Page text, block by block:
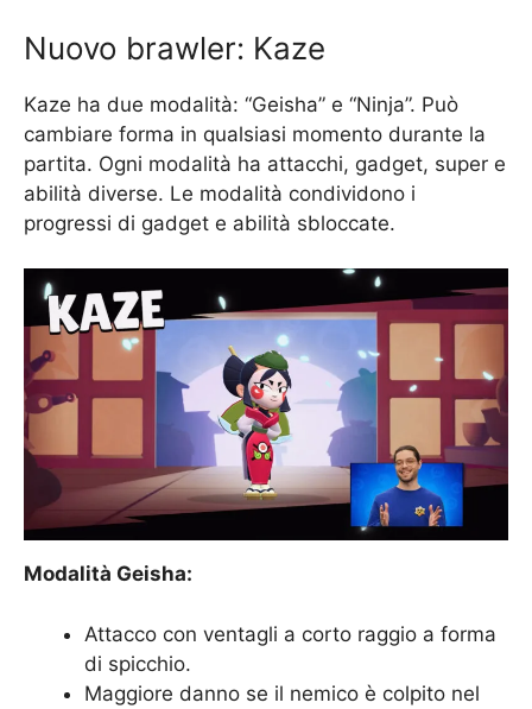
Nuovo brawler: Kaze
Kaze ha due modalità: “Geisha” e “Ninja”. Può
cambiare forma in qualsiasi momento durante la
partita. Ogni modalità ha attacchi, gadget, super e
abilità diverse. Le modalità condividono i
progressi di gadget e abilità sbloccate.
Modalità Geisha:
Attacco con ventagli a corto raggio a forma
di spicchio.
Maggiore danno se il nemico è colpito nel